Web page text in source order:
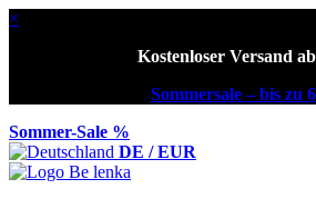
×
Kostenloser Versand
Sommersale – bis zu
Sommer-Sale %
DE / EUR